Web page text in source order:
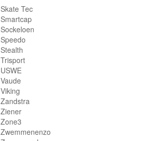
Skate Tec
Smartcap
Sockeloen
Speedo
Stealth
Trisport
USWE
Vaude
Viking
Zandstra
Ziener
Zone3
Zwemmenenzo